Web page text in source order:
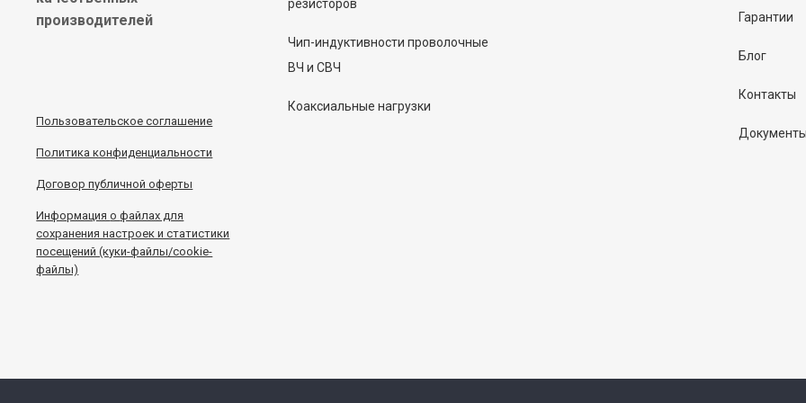
производителей
Пользовательское соглашение
Политика конфиденциальности
Договор публичной оферты
Информацияофайлах для
сохранения настроек и статистики
посещений (куки-файлы/cookie-
файлы)
резисторов
Чип-индуктивности проволочные
ВЧ и СВЧ
Коаксиальные нагрузки
Гарантии
Блог
Контакты